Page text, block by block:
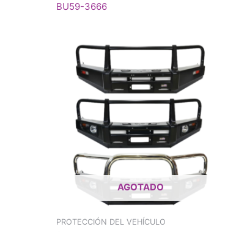
BU59-3666
AGOTADO
PROTECCIÓN DEL VEHÍCULO